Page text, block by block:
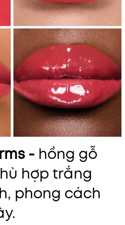
- hồng gỗ
hợp trắng
phong cách